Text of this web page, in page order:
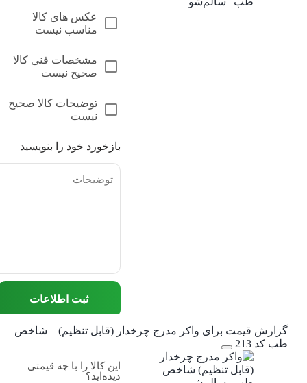
عکس های کالا
مناسب نیست
مشخصات فنی کالا
صحیح نیست
توضیحات کالا صحیح
نیست
بازخورد خود را بنویسید
ثبت اطلاعات
گزارش قیمت برای واکر مدرج چرخدار (قابل تنظیم) – شاخص
طب کد 213
این کالا را با چه قیمتی
دیده‌اید؟